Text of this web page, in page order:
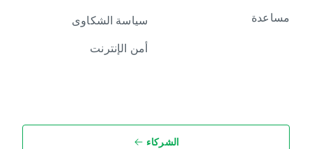
مساعدة
سياسة الشكاوى
أمن الإنترنت
الشركاء